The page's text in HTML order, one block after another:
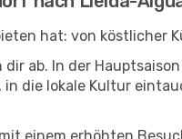
hat: von
ab. In der
die lokale Kultur